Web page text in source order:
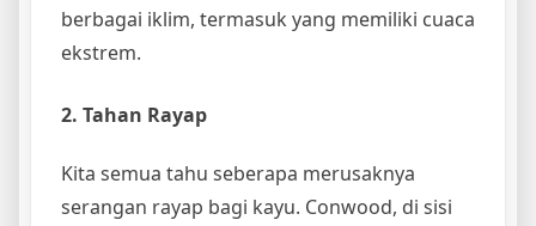
berbagai iklim, termasuk yang memiliki cuaca
ekstrem.
2. Tahan Rayap
Kita semua tahu seberapa merusaknya
serangan rayap bagi kayu. Conwood, di sisi